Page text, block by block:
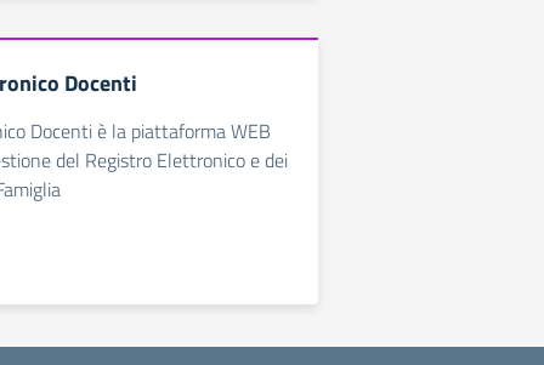
Docenti
Docenti è la piattaforma WEB
del Registro Elettronico e dei